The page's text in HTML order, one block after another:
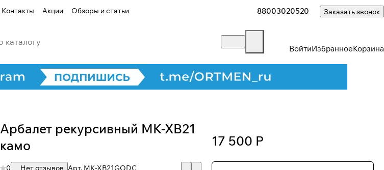
Контакты Акции Обзоры и статьи 88003020520 Заказать звонок
ВойтиИзбранноеКорзина
Арбалет рекурсивный MK-XB21
камо
0 Нет отзывов Арт. MK-XB21GODC
17 500 Р